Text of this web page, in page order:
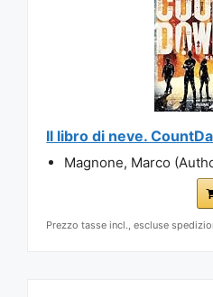
Il libro di neve.
Magnone, Marco
Prezzo tasse incl., escluse